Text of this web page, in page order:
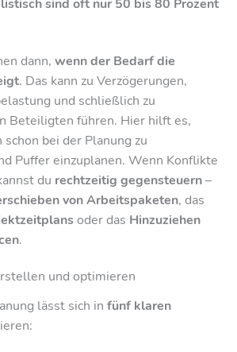
dann, wenn der Bedarf die
. Das kann zu Verzögerungen,
und schließlich zu
Beteiligten führen. Hier hilft es,
schon bei der Planung zu
Puffer einzuplanen. Wenn Konflikte
du rechtzeitig gegensteuern–
von Arbeitspaketen, das
oder das Hinzuziehen
.
und optimieren
lässt sich in fünf klaren